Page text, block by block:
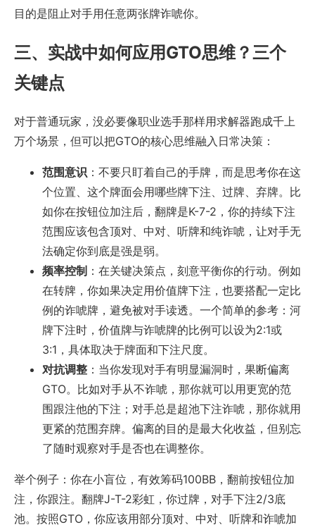
目的是阻止对手用任意两张牌诈唬你。
三、实战中如何应用GTO思维？三个
关键点
对于普通玩家，没必要像职业选手那样用求解器跑成千上
万个场景，但可以把GTO的核心思维融入日常决策：
范围意识 ：不要只盯着自己的手牌，而是思考你在这
个位置、这个牌面会用哪些牌下注、过牌、弃牌。比
如你在按钮位加注后，翻牌是K-7-2，你的持续下注
范围应该包含顶对、中对、听牌和纯诈唬，让对手无
法确定你到底是强是弱。
频率控制 ：在关键决策点，刻意平衡你的行动。例如
在转牌，你如果决定用价值牌下注，也要搭配一定比
例的诈唬牌，避免被对手读透。一个简单的参考：河
牌下注时，价值牌与诈唬牌的比例可以设为2:1或
3:1，具体取决于牌面和下注尺度。
对抗调整 ：当你发现对手有明显漏洞时，果断偏离
GTO。比如对手从不诈唬，那你就可以用更宽的范
围跟注他的下注；对手总是超池下注诈唬，那你就用
更紧的范围弃牌。偏离的目的是最大化收益，但别忘
了随时观察对手是否也在调整你。
举个例子：你在小盲位，有效筹码100BB，翻前按钮位加
注，你跟注。翻牌J-T-2彩虹，你过牌，对手下注2/3底
池。按照GTO，你应该用部分顶对、中对、听牌和诈唬加